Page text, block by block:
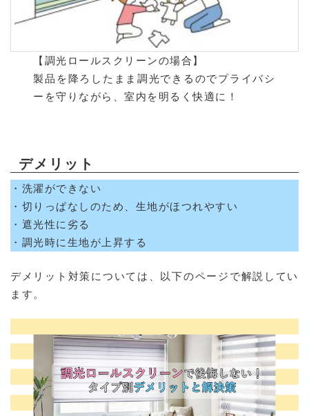
【調光ロールスクリーンの場合】
製品を降ろしたまま調光できるのでプライバシ
ーを守りながら、室内を明るく快適に！
デメリット
・洗濯ができない
・切りっぱなしのため、生地がほつれやすい
・遮光性に劣る
・調光時に生地が上昇する
デメリット対策については、以下のページで解説してい
ます。